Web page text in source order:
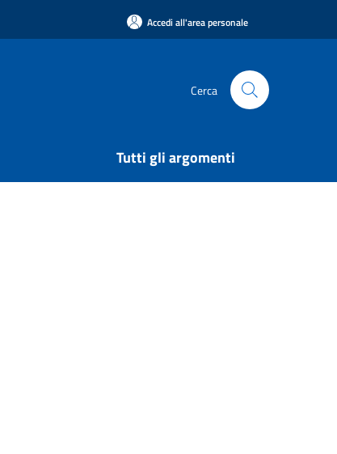
Accedi all'area personale
Cerca
Tutti gli argomenti